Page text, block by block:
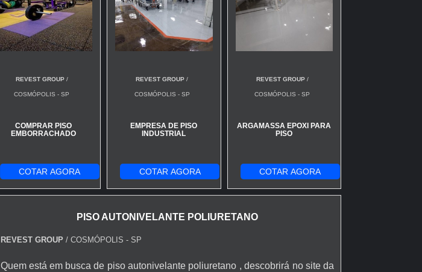
REVEST GROUP/
COSMÓPOLIS - SP
COMPRAR PISO
EMBORRACHADO
COTAR AGORA
REVEST GROUP /
COSMÓPOLIS - SP
EMPRESA DE PISO
INDUSTRIAL
COTAR AGORA
REVEST GROUP/
COSMÓPOLIS - SP
ARGAMASSA EPOXI PARA
PISO
COTAR AGORA
PISO AUTONIVELANTE POLIURETANO
REVEST GROUP/ COSMÓPOLIS - SP
Quem está em busca de piso autonivelante poliuretano , descobrirá no site da